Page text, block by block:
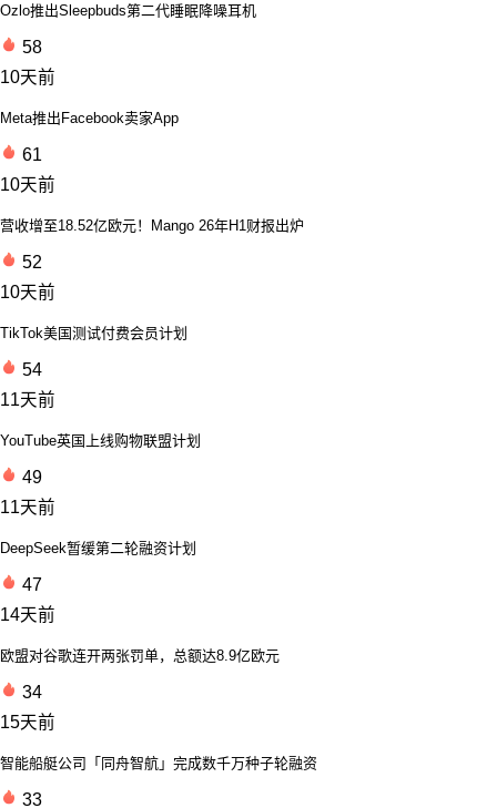
Ozlo推出Sleepbuds第二代睡眠降噪耳机
58
10天前
Meta推出Facebook卖家App
61
10天前
营收增至18.52亿欧元！Mango 26年H1财报出炉
52
10天前
TikTok美国测试付费会员计划
54
11天前
YouTube英国上线购物联盟计划
49
11天前
DeepSeek暂缓第二轮融资计划
47
14天前
欧盟对谷歌连开两张罚单，总额达8.9亿欧元
34
15天前
智能船艇公司「同舟智航」完成数千万种子轮融资
33